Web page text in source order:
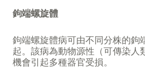
鉤端螺旋體
鉤端螺旋體病可由不同分株的鉤
起。該病為動物源性（可傳染人
機會引起多種器官受損。